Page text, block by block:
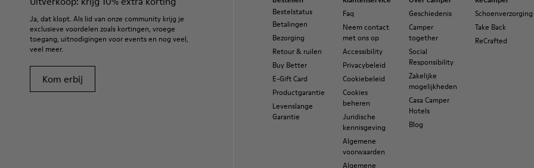
Ja, dat klopt. Als lid van onze community krijg je
exclusieve voordelen zoals kortingen, vroege
toegang, uitnodigingen voor events en nog veel,
veel meer.
Kom erbij
Bestelstatus
Betalingen
Bezorging
Retour & ruilen
Buy Better
E-Gift Card
Productgarantie
Levenslange
Garantie
Faq
Neem contact
met ons op
Accessibility
Privacybeleid
Cookiebeleid
Cookies
beheren
Juridische
kennisgeving
Algemene
voorwaarden
Algemene
Geschiedenis
Camper
together
Social
Responsibility
Zakelijke
mogelijkheden
Casa Camper
Hotels
Blog
Schoenverzorging
Take Back
ReCrafted